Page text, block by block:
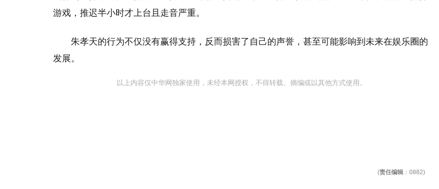
游戏，推迟半小时才上台且走音严重。
朱孝天的行为不仅没有赢得支持，反而损害了自己的声誉，甚至可能影响到未来在娱乐圈的
发展。
以上内容仅中华网独家使用，未经本网授权，不得转载、摘编或以其他方式使用。
(责任编辑 ：0882)